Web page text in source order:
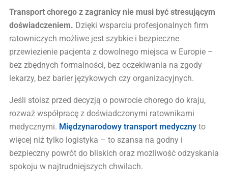
Transport chorego z zagranicy nie musi być stresującym
doświadczeniem. Dzięki wsparciu profesjonalnych firm
ratowniczych możliwe jest szybkie i bezpieczne
przewiezienie pacjenta z dowolnego miejsca w Europie –
bez zbędnych formalności, bez oczekiwania na zgody
lekarzy, bez barier językowych czy organizacyjnych.
Jeśli stoisz przed decyzją o powrocie chorego do kraju,
rozważ współpracę z doświadczonymi ratownikami
medycznymi. Międzynarodowy transport medyczny to
więcej niż tylko logistyka – to szansa na godny i
bezpieczny powrót do bliskich oraz możliwość odzyskania
spokoju w najtrudniejszych chwilach.